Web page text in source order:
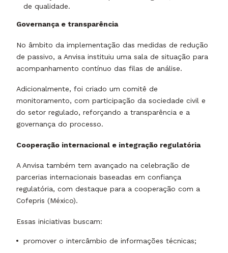
de qualidade.
Governança e transparência
No âmbito da implementação das medidas de redução
de passivo, a Anvisa instituiu uma sala de situação para
acompanhamento contínuo das filas de análise.
Adicionalmente, foi criado um comitê de
monitoramento, com participação da sociedade civil e
do setor regulado, reforçando a transparência e a
governança do processo.
Cooperação internacional e integração regulatória
A Anvisa também tem avançado na celebração de
parcerias internacionais baseadas em confiança
regulatória, com destaque para a cooperação com a
Cofepris (México).
Essas iniciativas buscam:
promover o intercâmbio de informações técnicas;